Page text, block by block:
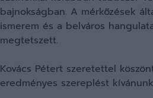
bajnokságban. A mérkőzések
ismerem és a belváros
megtetszett.
Kovács Pétert szeretettel
eredményes szereplést